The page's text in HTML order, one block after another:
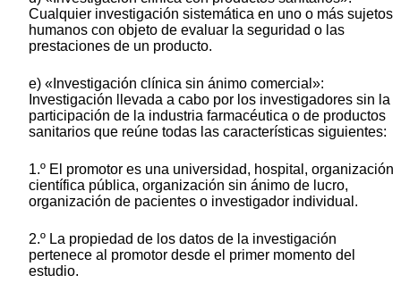
Cualquier investigación sistemática en uno o más sujetos
humanos con objeto de evaluar la seguridad o las
prestaciones de un producto.
e) «Investigación clínica sin ánimo comercial»:
Investigación llevada a cabo por los investigadores sin la
participación de la industria farmacéutica o de productos
sanitarios que reúne todas las características siguientes:
1.º El promotor es una universidad, hospital, organización
científica pública, organización sin ánimo de lucro,
organización de pacientes o investigador individual.
2.º La propiedad de los datos de la investigación
pertenece al promotor desde el primer momento del
estudio.